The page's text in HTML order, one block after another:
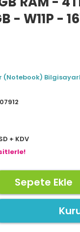
- W11P -
(Notebook)
+ KDV
Sepete Ekle